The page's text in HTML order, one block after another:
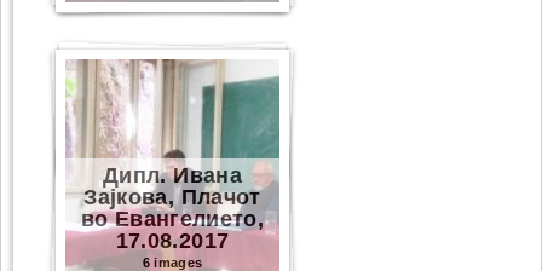
Дипл. Ивана
Зајкова, Плачот
во Евангелието,
17.08.2017
6 images